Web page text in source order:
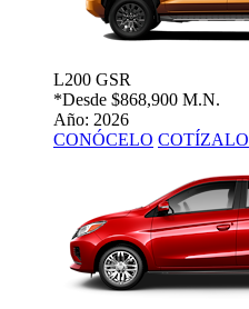
L200 GSR
*Desde $868,900 M.N.
Año: 2026
CONÓCELO COTÍZALO